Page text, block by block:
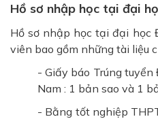
Hồ sơ nhập học tại đại
Hồ sơ nhập học tại đại học
viên bao gồm những tài liệu
- Giấy báo Trúng
Nam : 1 bản sao và 1
- Bằng tốt nghiệp